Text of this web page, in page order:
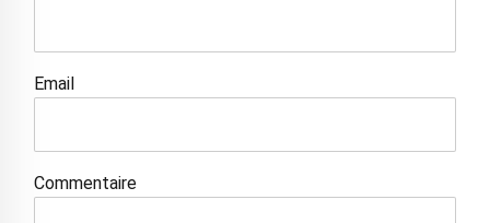
Email
Commentaire